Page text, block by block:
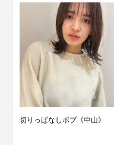
切りっぱなしボブ《中山》